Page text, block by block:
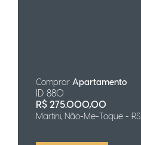
Comprar Apartamento
ID 880
R$ 275.000,00
Martini, Não-Me-Toque - RS